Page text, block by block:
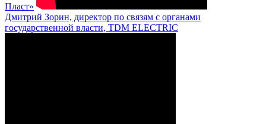
Пласт»
Дмитрий Зорин, директор по связям с органами
государственной власти, TDM ELECTRIC